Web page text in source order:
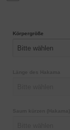
Körpergröße
Bitte wählen